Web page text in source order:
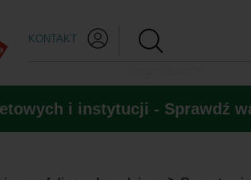
KONTAKT
i instytucji - Sprawdź